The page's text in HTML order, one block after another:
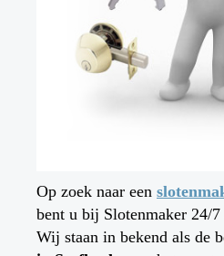
Op zoek naar een
bent u bij Slotenmaker 24/7
Wij staan in bekend als de